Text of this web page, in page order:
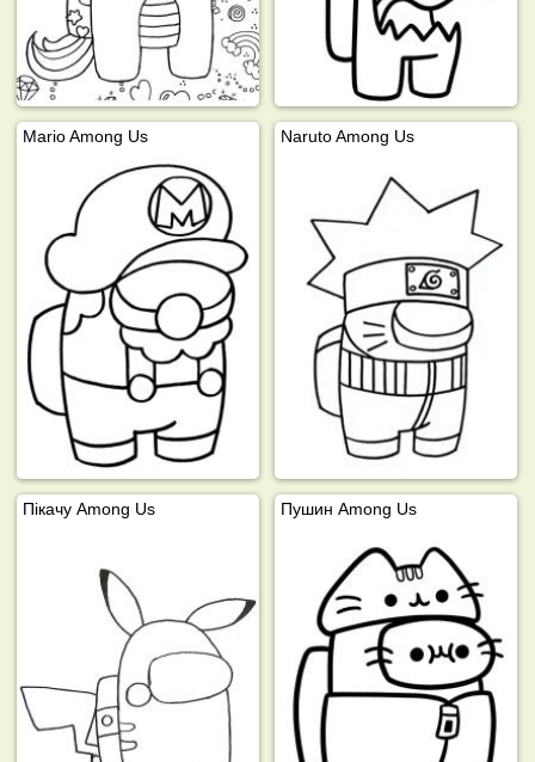
Mario Among Us Naruto Among Us
Пікачу Among Us Пушин Among Us